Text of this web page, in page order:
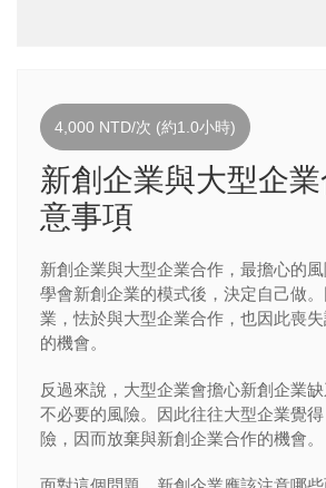
4,000 NTD/次 (約1.0小時)
新創企業與大型企
意事項
新創企業與大型企業合作，最擔心的
學會新創企業的模式後，決定自己做
業，怯於與大型企業合作，也因此喪
的機會。
反過來說，大型企業會擔心新創企業
不必要的風險。因此往往大型企業覺
險，因而放棄與新創企業合作的機會。